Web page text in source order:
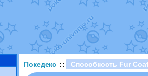
доброе утро славяне
Йолда и Мимикью
от
Недовольный
The Dark Wishmaker
шадоу спиритомбот
траббишот
Покедекс : : Способность Fur Coat